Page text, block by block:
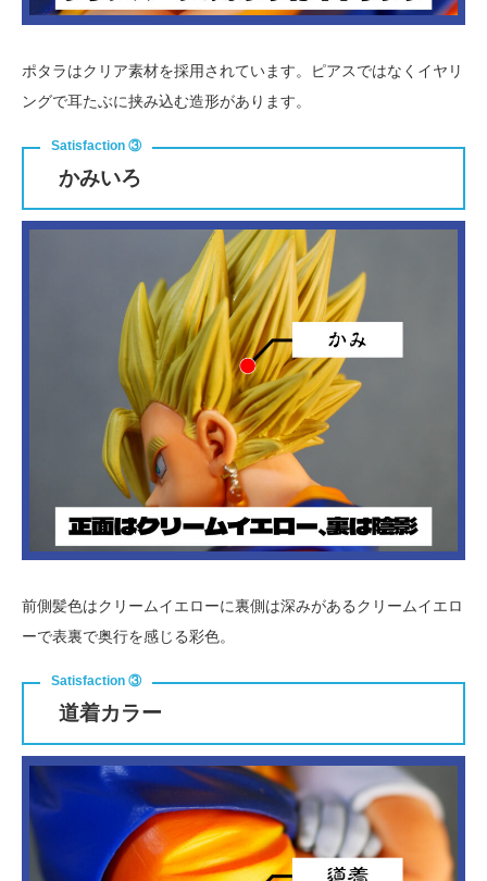
ポタラはクリア素材を採用されています。ピアスではなくイヤリ
ングで耳たぶに挟み込む造形があります。
かみいろ
前側髪色はクリームイエローに裏側は深みがあるクリームイエロ
ーで表裏で奥行を感じる彩色。
道着カラー